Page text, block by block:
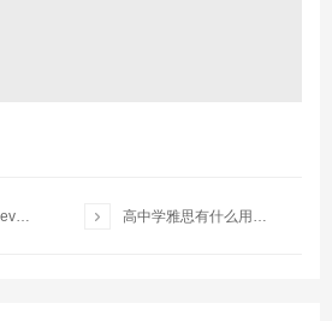
重磅！2025年A-Level夏季大考中国区将采用独立命题！难度分析  高中学雅思有什么用处和好处？